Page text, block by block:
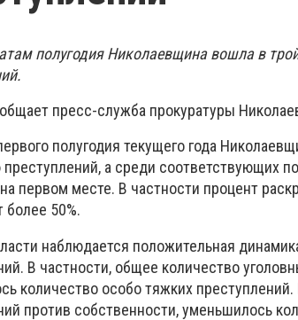
полугодия Николаевщина вошла в
пресс-служба прокуратуры
полугодия текущего года
а среди соответствующих
первом месте. В частности процент
более 50%.
наблюдается положительная
В частности, общее количество
количество особо тяжких
против собственности, уменьшилось